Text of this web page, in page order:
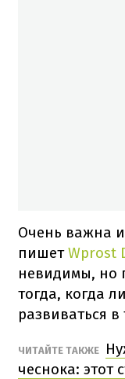
Очень важна
пишетWprost
невидимы, но
тогда, когда
развиваться
ЧИТАЙТЕ ТАКЖЕ
чеснока: этот